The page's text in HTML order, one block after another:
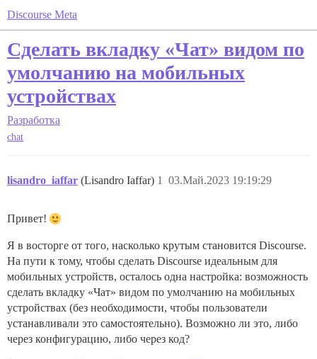
Discourse Meta
Сделать вкладку «Чат» видом по
умолчанию на мобильных
устройствах
Разработка
chat
lisandro_iaffar (Lisandro Iaffar) 03.Май.2023 19:19:29
1
Привет!
Я в восторге от того, насколько крутым становится Discourse.
На пути к тому, чтобы сделать Discourse идеальным для
мобильных устройств, осталось одна настройка: возможность
сделать вкладку «Чат» видом по умолчанию на мобильных
устройствах (без необходимости, чтобы пользователи
устанавливали это самостоятельно). Возможно ли это, либо
через конфигурацию, либо через код?